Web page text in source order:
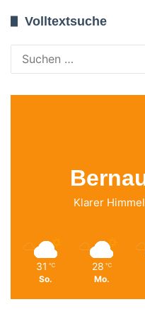
Volltextsuche
Klarer Himmel
31 ℃
So.
28 ℃
Mo.